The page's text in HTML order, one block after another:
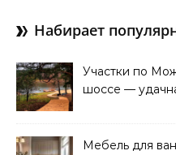
Набирает
Участки по
шоссе —
Мебель для